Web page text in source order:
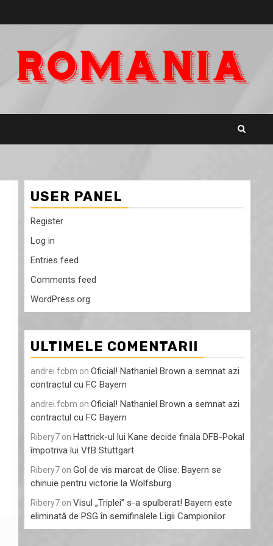
USER PANEL
Register
Log in
Entries feed
Comments feed
WordPress.org
ULTIMELE COMENTARII
andrei.fcbm on Oficial! Nathaniel Brown a semnat azi
contractul cu FC Bayern
andrei.fcbm on Oficial! Nathaniel Brown a semnat azi
contractul cu FC Bayern
Ribery7 on Hattrick-ul lui Kane decide finala DFB-Pokal
împotriva lui VfB Stuttgart
Ribery7 on Gol de vis marcat de Olise: Bayern se
chinuie pentru victorie la Wolfsburg
Ribery7 on Visul „Triplei” s-a spulberat! Bayern este
eliminată de PSG în semifinalele Ligii Campionilor